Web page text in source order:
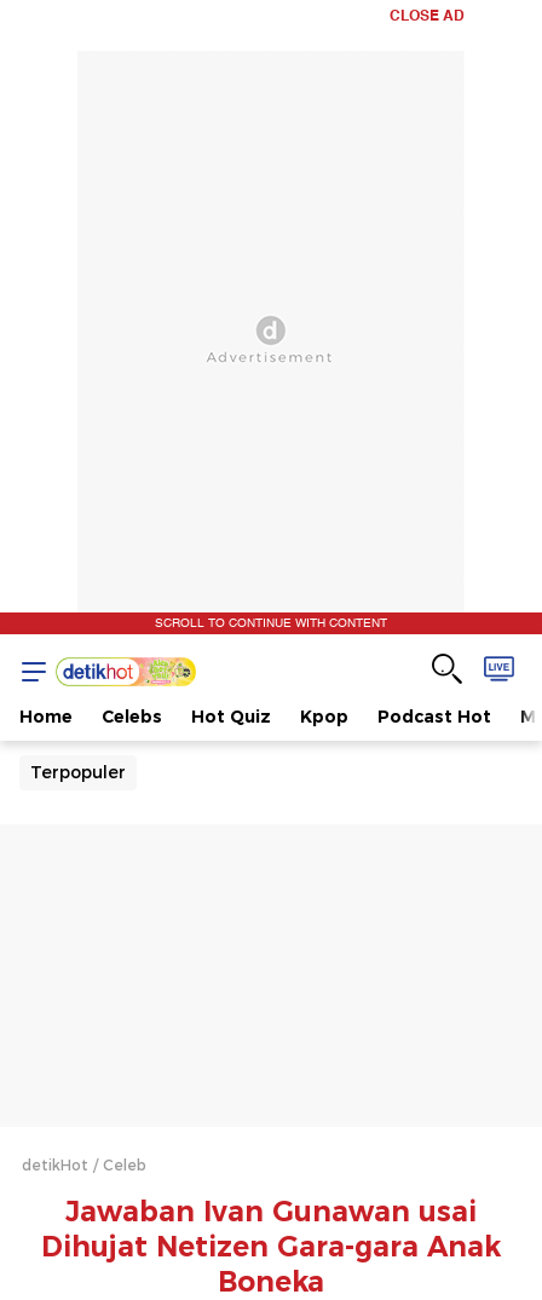
CLOSE AD
SCROLL TO CONTINUE WITH CONTENT
Home Celebs Hot Quiz Kpop Podcast Hot
Terpopuler
detikHot Celeb
Jawaban Ivan Gunawan usai
Dihujat Netizen Gara-gara Anak
Boneka